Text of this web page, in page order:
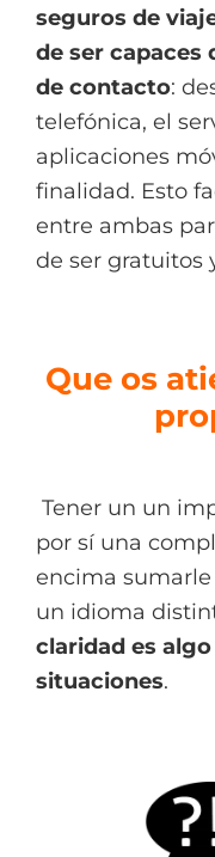
seguros de
de ser capaces
de contacto:
telefónica, el
aplicaciones
finalidad. Esto
entre ambas
de ser gratuitos
Que os
Tener un un
por sí una
encima
un idioma
claridad es
situaciones.